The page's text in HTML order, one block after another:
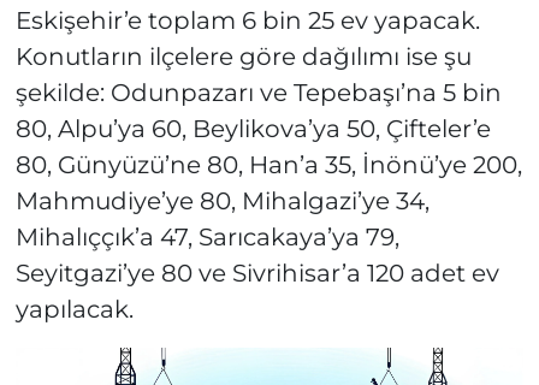
Eskişehir’e toplam 6 bin 25 ev yapacak.
Konutların ilçelere göre dağılımı ise şu
şekilde: Odunpazarı ve Tepebaşı’na 5 bin
80, Alpu’ya 60, Beylikova’ya 50, Çifteler’e
80, Günyüzü’ne 80, Han’a 35, İnönü’ye 200,
Mahmudiye’ye 80, Mihalgazi’ye 34,
Mihalıççık’a 47, Sarıcakaya’ya 79,
Seyitgazi’ye 80 ve Sivrihisar’a 120 adet ev
yapılacak.